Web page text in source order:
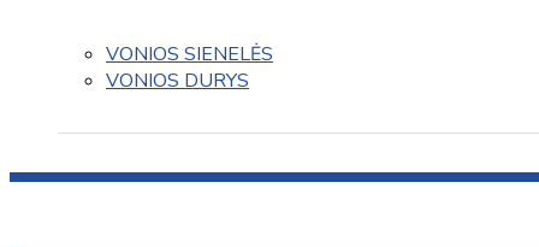
VONIOS SIENELĖS
VONIOS DURYS